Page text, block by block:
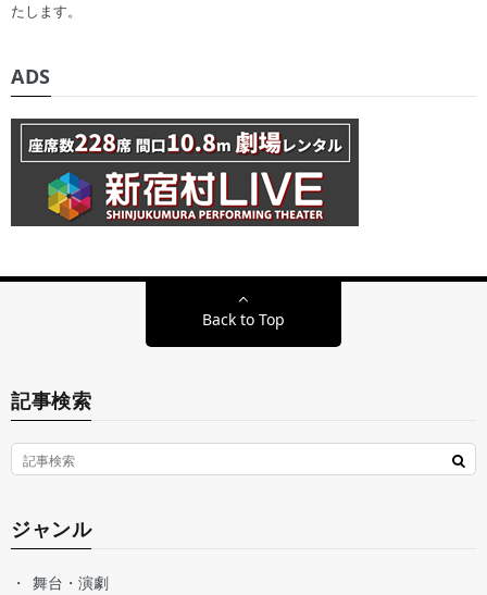
たします。
ADS
Back to Top
記事検索
ジャンル
舞台・演劇